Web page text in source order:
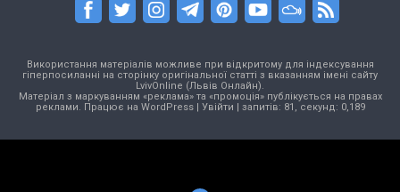
Використання матеріалів можливе при відкритому для індексування
гіперпосиланні на сторінку оригінальної статті з вказанням імені сайту
LvivOnline (Львів Онлайн).
Матеріал з маркуванням «реклама» та «промоція» публікується на правах
реклами. Працює на WordPress| Увійти | запитів: 81, секунд: 0,189